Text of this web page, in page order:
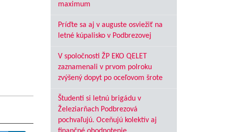
maximum
Príďte sa aj v auguste osviežiť na
letné kúpalisko v Podbrezovej
V spoločnosti ŽP EKO QELET
zaznamenali v prvom polroku
zvýšený dopyt po oceľovom šrote
Študenti si letnú brigádu v
Železiarňach Podbrezová
pochvaľujú. Oceňujú kolektív aj